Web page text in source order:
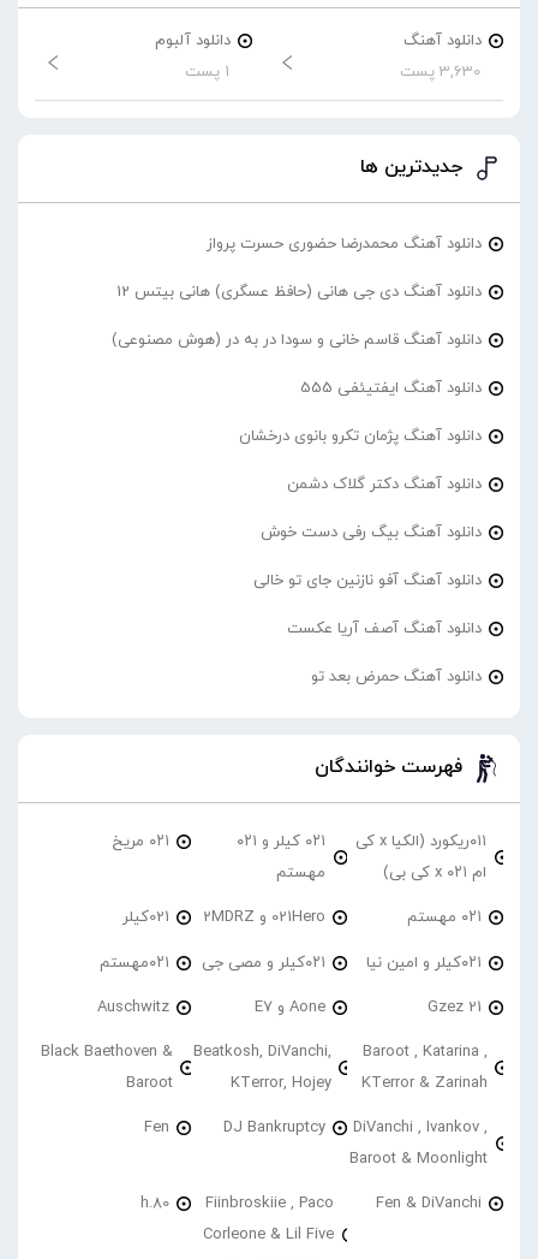
دانلود آهنگ
3,630 پست
دانلود آلبوم
1 پست
جدیدترین ها
دانلود آهنگ محمدرضا حضورى حسرت پرواز
دانلود آهنگ دی جی هانی (حافظ عسگری) هانی بیتس 12
دانلود آهنگ قاسم خانی و سودا در به در (هوش مصنوعی)
دانلود آهنگ ایفتیئفی 555
دانلود آهنگ پژمان تکرو بانوی درخشان
دانلود آهنگ دکتر گلاک دشمن
دانلود آهنگ بیگ رفی دست خوش
دانلود آهنگ آفو نازنین جای تو خالی
دانلود آهنگ آصف آریا عکست
دانلود آهنگ حمرض بعد تو
فهرست خوانندگان
۰۱۱ریکورد (الکیا x کی
ام ۰۲۱ x کی بی)
۰۲۱ کیلر و ۰۲۱
مهستم
۰۲۱ مریخ
۰۲۱ مهستم 021Hero و 2MDRZ 021کیلر
۰۲۱کیلر و امین نیا ۰۲۱کیلر و مصی جی ۰۲۱مهستم
21 Gzez Aone و E7 Auschwitz
Baroot , Katarina ,
KTerror & Zarinah
Beatkosh, DiVanchi,
KTerror, Hojey
Black Baethoven &
Baroot
DiVanchi , Ivankov ,
Baroot & Moonlight
DJ Bankruptcy
Fen
Fen & DiVanchi
Fiinbroskiie , Paco
Corleone & Lil Five
h.80